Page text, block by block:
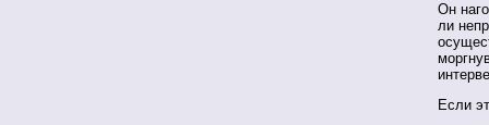
Он
ли
Если